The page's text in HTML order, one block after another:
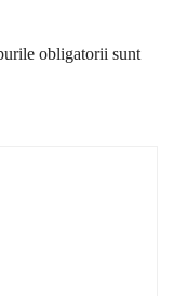
obligatorii sunt